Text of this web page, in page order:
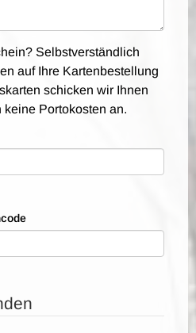
Selbstverständlich
auf Ihre Kartenbestellung
schicken wir Ihnen
keine Portokosten an.